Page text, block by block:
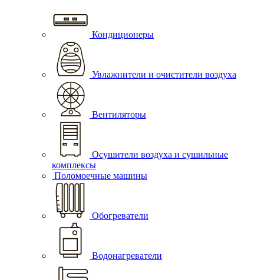
Кондиционеры
Увлажнители и очистители воздуха
Вентиляторы
Осушители воздуха и сушильные
комплексы
Поломоечные машины
Обогреватели
Водонагреватели